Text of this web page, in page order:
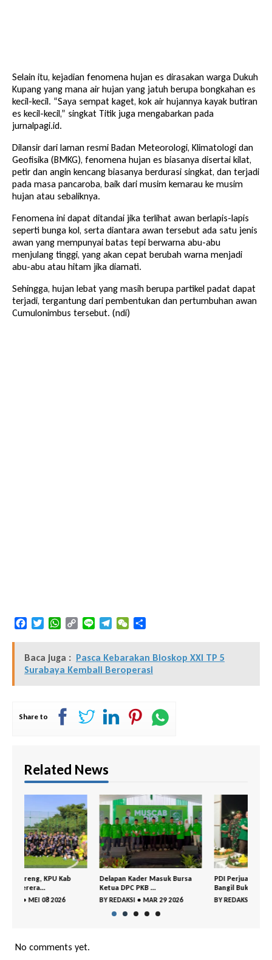
Selain itu, kejadian fenomena hujan es dirasakan warga Dukuh
Kupang yang mana air hujan yang jatuh berupa bongkahan es
kecil-kecil. “Saya sempat kaget, kok air hujannya kayak butiran
es kecil-kecil,” singkat Titik juga mengabarkan pada
jurnalpagi.id.
Dilansir dari laman resmi Badan Meteorologi, Klimatologi dan
Geofisika (BMKG), fenomena hujan es biasanya disertai kilat,
petir dan angin kencang biasanya berdurasi singkat, dan terjadi
pada masa pancaroba, baik dari musim kemarau ke musim
hujan atau sebaliknya.
Fenomena ini dapat ditandai jika terlihat awan berlapis-lapis
seperti bunga kol, serta diantara awan tersebut ada satu jenis
awan yang mempunyai batas tepi berwarna abu-abu
menjulang tinggi, yang akan cepat berubah warna menjadi
abu-abu atau hitam jika diamati.
Sehingga, hujan lebat yang masih berupa partikel padat dapat
terjadi, tergantung dari pembentukan dan pertumbuhan awan
Cumulonimbus tersebut. (ndi)
FacebookTwitterWhatsApp
Copy
Line TelegramWeChat
Baca juga : Pasca Kebarakan Bioskop XXI TP 5
Surabaya Kembali Beroperasi
Share to
Related News
Delapan Kader Masuk Bursa
Ketua DPC PKB ...
BYREDAKSI • MAR 29 2026
PDI Perjuangan– GP Ansor
Bangil Buka P...
BYREDAKSI • MAR 18 2026
No comments yet.